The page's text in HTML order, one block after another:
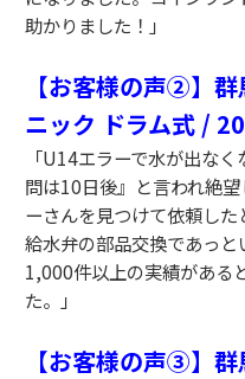
助かりました！」
【お客様の声②】
ニック ドラム式 /
「U14エラーで水が出な
問は10日後』と言われ絶
ーさんを見つけて依頼した
給水弁の部品交換であっと
1,000件以上の実績がある
た。」
【お客様の声③】